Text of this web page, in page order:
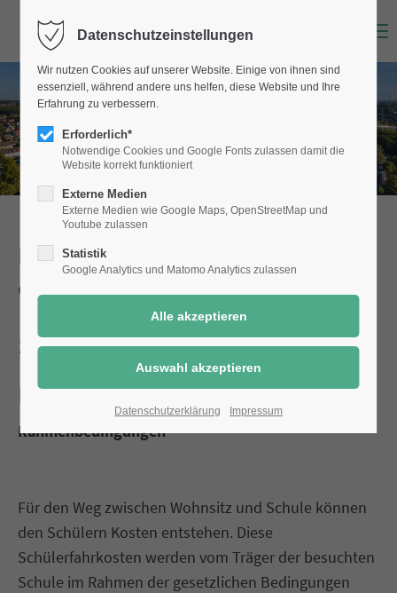
Dienstleistungen der Stadt Selm
einfach online!
Schülerbeförderung
Details
Rahmenbedingungen
Für den Weg zwischen Wohnsitz und Schule können
den Schülern Kosten entstehen. Diese
Schülerfahrkosten werden vom Träger der besuchten
Schule im Rahmen der gesetzlichen Bedingungen
Datenschutzeinstellungen
Wir nutzen Cookies auf unserer Website. Einige von ihnen sind
essenziell, während andere uns helfen, diese Website und Ihre
Erfahrung zu verbessern.
Erforderlich*
Notwendige Cookies und Google Fonts zulassen damit die
Website korrekt funktioniert
Externe Medien
Externe Medien wie Google Maps, OpenStreetMap und
Youtube zulassen
Statistik
Google Analytics und Matomo Analytics zulassen
Datenschutzerklärung Impressum